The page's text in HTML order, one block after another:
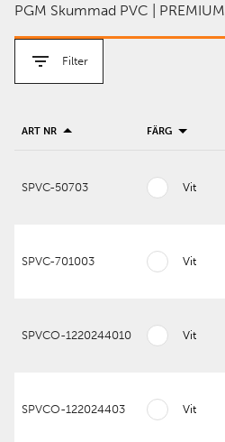
PGM Skummad PVC | PREMIUM
Filter
ART NR FÄRG
SPVC-50703 Vit
SPVC-701003 Vit
SPVCO-1220244010 Vit
SPVCO-122024403 Vit